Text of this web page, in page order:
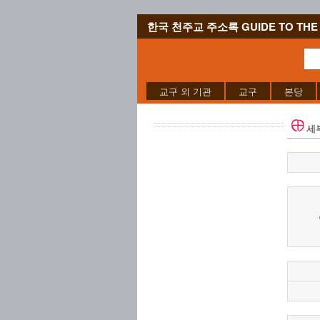
한국 천주교 주소록 GUIDE TO
교구 외 기관 교구 본당
세